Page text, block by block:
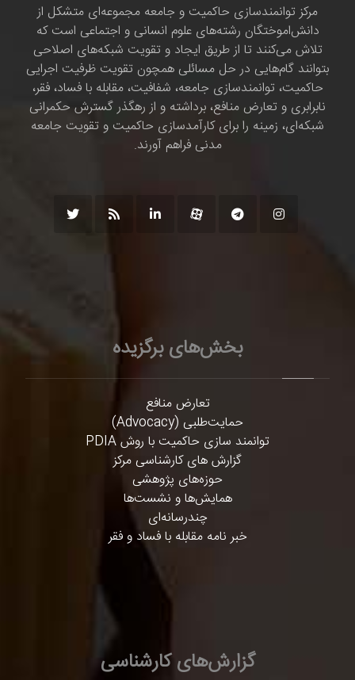
مرکز توانمندسازی حاکمیت و جامعه مجموعه‌ای متشکل از
دانش‌اموختگان رشته‌های علوم انسانی و اجتماعی است که
تلاش می‌کنند تا از طریق ایجاد و تقویت شبکه‌های اصلاحی
بتوانند گام‌هایی در حل مسائلی همچون تقویت ظرفیت اجرایی
حاکمیت، توانمندسازی جامعه، شفافیت، مقابله با فساد، فقر،
نابرابری و تعارض منافع، برداشته و از رهگذر گسترش حکمرانی
شبکه‌ای، زمینه را برای کارآمدسازی حاکمیت و تقویت جامعه
مدنی فراهم آورند.
بخش‌های برگزیده
تعارض منافع
حمایت‌طلبی (Advocacy)
توانمند سازی حاکمیت با روش PDIA
گزارش های کارشناسی مرکز
حوزه‌های پژوهشی
همایش‌ها و نشست‌ها
چندرسانه‌ای
خبر نامه مقابله با فساد و فقر
گزارش‌های کارشناسی